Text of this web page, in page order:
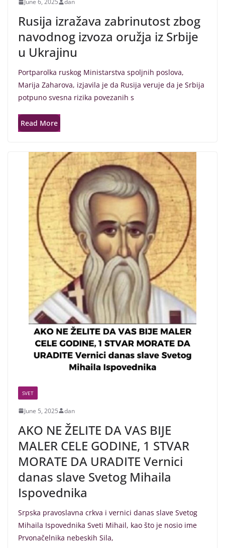
June 6, 2025 dan
Rusija izražava zabrinutost zbog
navodnog izvoza oružja iz Srbije
u Ukrajinu
Portparolka ruskog Ministarstva spoljnih poslova,
Marija Zaharova, izjavila je da Rusija veruje da je Srbija
potpuno svesna rizika povezanih s
Read More
SVET
June 5, 2025 dan
AKO NE ŽELITE DA VAS BIJE
MALER CELE GODINE, 1 STVAR
MORATE DA URADITE Vernici
danas slave Svetog Mihaila
Ispovednika
Srpska pravoslavna crkva i vernici danas slave Svetog
Mihaila Ispovednika Sveti Mihail, kao što je nosio ime
Prvonačelnika nebeskih Sila,